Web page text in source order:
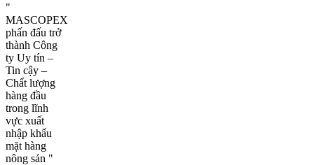
"
MASCOPEX
phấn đấu trở
thành Công
ty Uy tín –
Tin cậy –
Chất lượng
hàng đầu
trong lĩnh
vực xuất
nhập khẩu
mặt hàng
nông sản "